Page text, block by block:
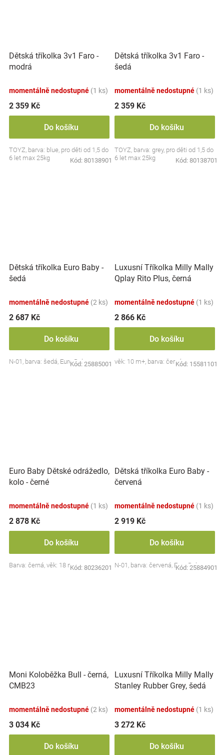
Dětská tříkolka 3v1 Faro -
modrá
momentálně nedostupné (1 ks)
2 359 Kč
Do košíku
TOYZ, barva: blue, pro děti od 1,5 do
6 let max 25kg
Kód: 80138901
Dětská tříkolka 3v1 Faro -
šedá
momentálně nedostupné (1 ks)
2 359 Kč
Do košíku
TOYZ, barva: grey, pro děti od 1,5 do
6 let max 25kg
Kód: 80138701
Dětská tříkolka Euro Baby -
šedá
momentálně nedostupné (2 ks)
2 687 Kč
Do košíku
N-01, barva: šedá, Euro Baby
Kód: 25885001
Luxusní Tříkolka Milly Mally
Qplay Rito Plus, černá
momentálně nedostupné (1 ks)
2 866 Kč
Do košíku
věk: 10 m+, barva: černáKód: 15581101
Euro Baby Dětské odrážedlo,
kolo - černé
momentálně nedostupné (1 ks)
2 878 Kč
Do košíku
Barva: černá, věk: 18 m+Kód: 80236201
Dětská tříkolka Euro Baby -
červená
momentálně nedostupné (1 ks)
2 919 Kč
Do košíku
N-01, barva: červená, Euro Baby
Kód: 25884901
Moni Koloběžka Bull - černá,
CMB23
momentálně nedostupné (2 ks)
3 034 Kč
Do košíku
Luxusní Tříkolka Milly Mally
Stanley Rubber Grey, šedá
momentálně nedostupné (1 ks)
3 272 Kč
Do košíku